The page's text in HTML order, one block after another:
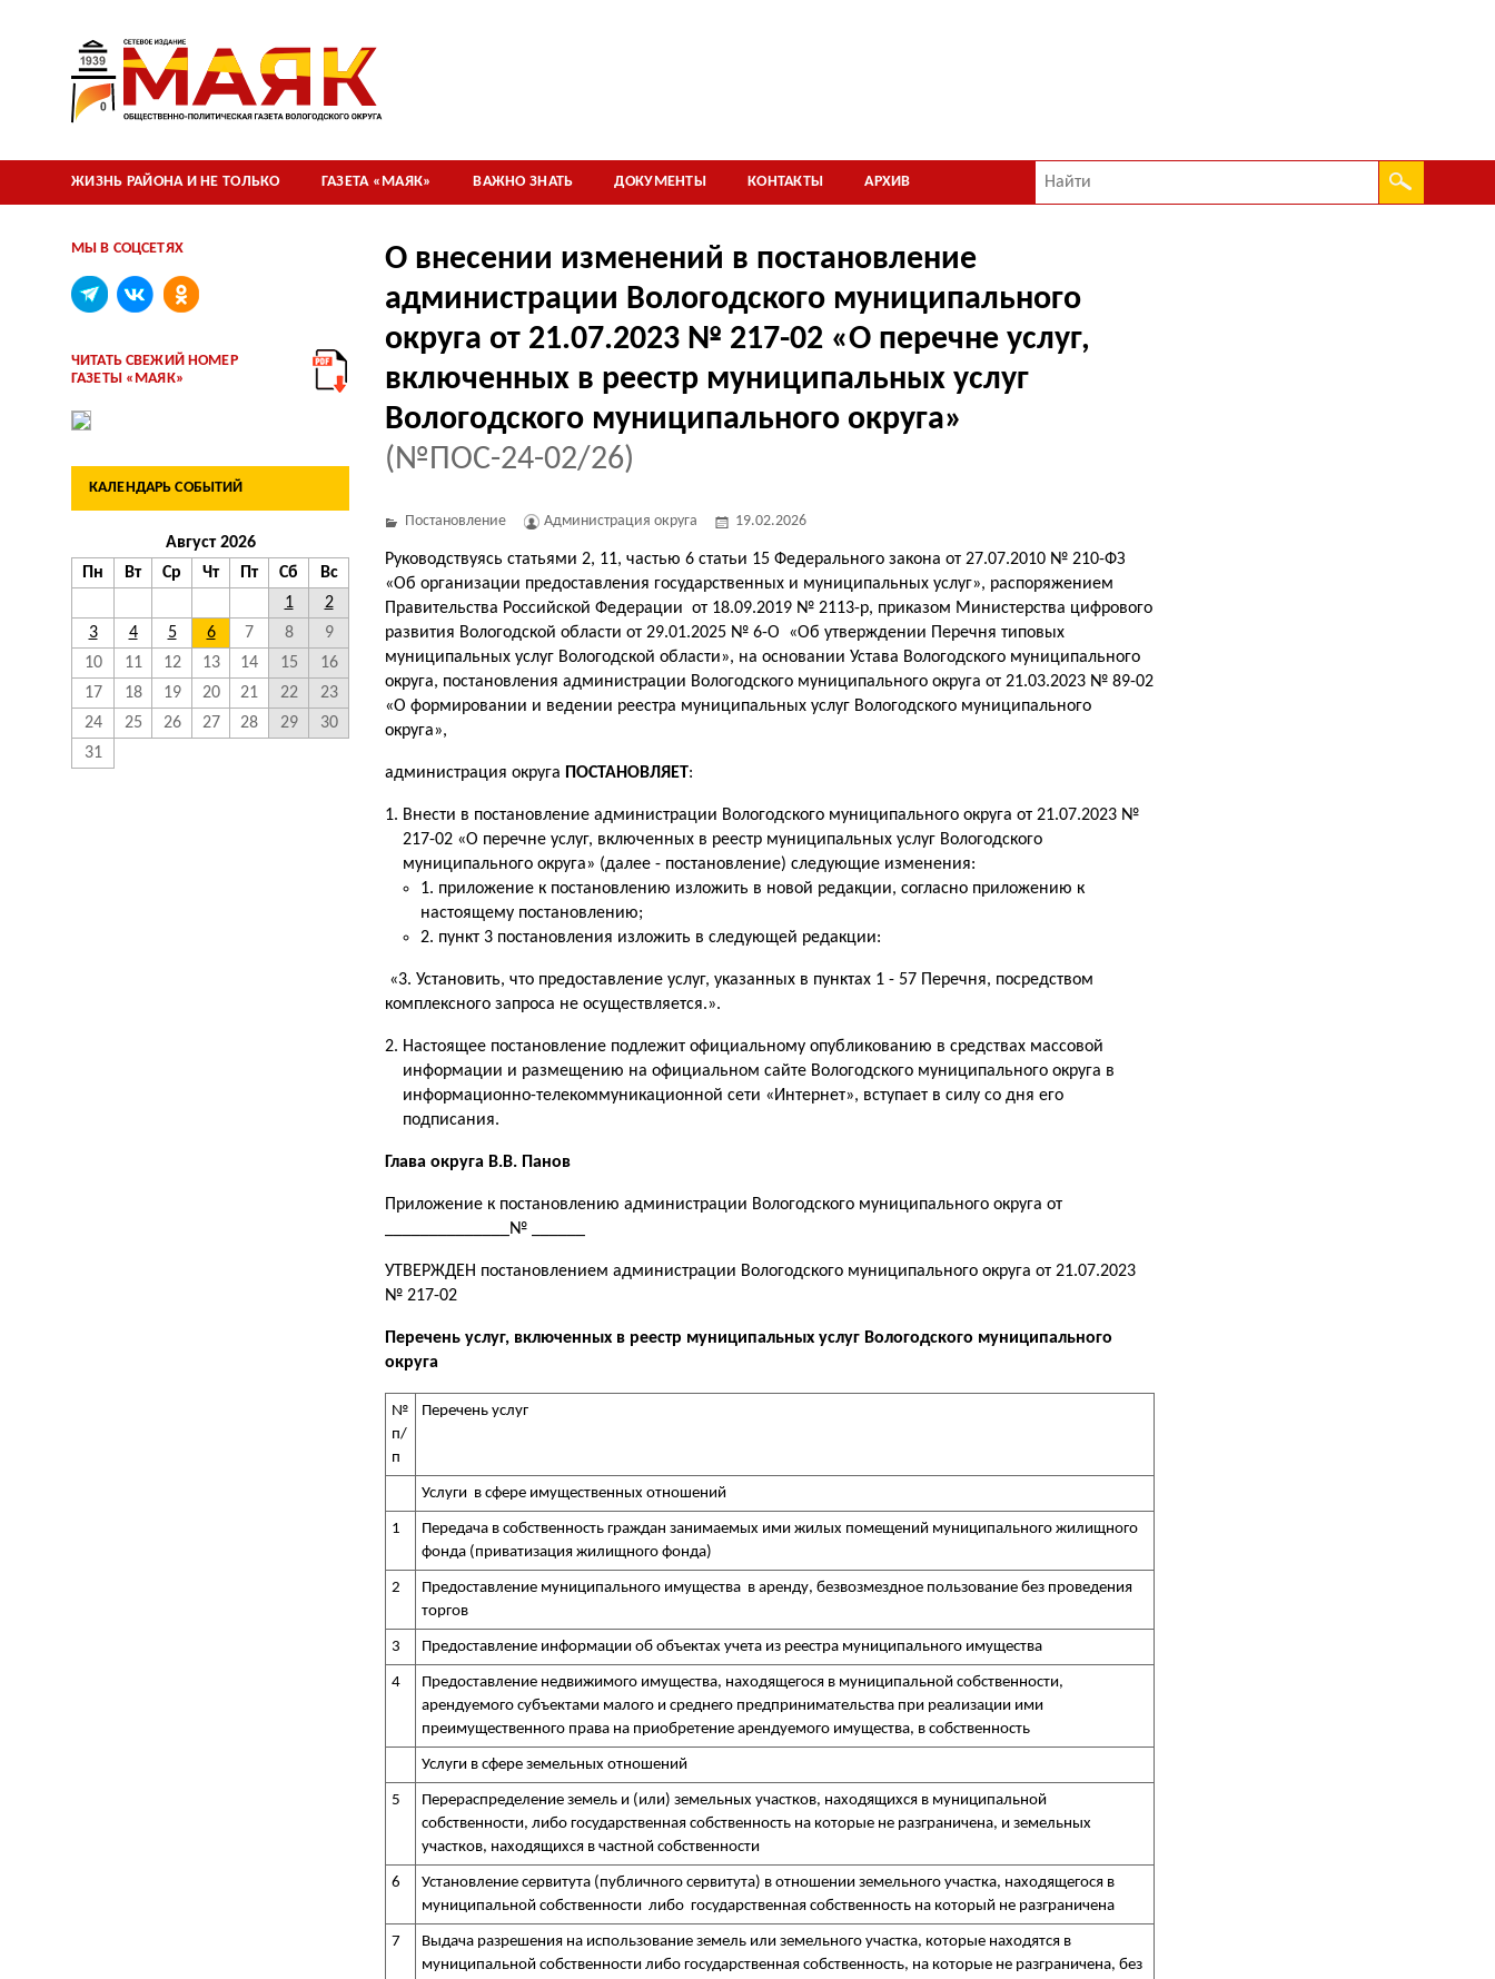
ЖИЗНЬ РАЙОНА И НЕ ТОЛЬКО ГАЗЕТА «МАЯК» ВАЖНО ЗНАТЬ ДОКУМЕНТЫ КОНТАКТЫ АРХИВ
О внесении изменений в постановление
администрации Вологодского муниципального
округа от 21.07.2023 № 217-02 «О перечне услуг,
включенных в реестр муниципальных услуг
Вологодского муниципального округа»
(№ПОС-24-02/26)
Постановление Администрация округа 19.02.2026
Руководствуясь статьями 2, 11, частью 6 статьи 15 Федерального закона от 27.07.2010 № 210-ФЗ
«Об организации предоставления государственных и муниципальных услуг», распоряжением
Правительства Российской Федерации от 18.09.2019 № 2113-р, приказом Министерства цифрового
развития Вологодской области от 29.01.2025 № 6-О «Об утверждении Перечня типовых
муниципальных услуг Вологодской области», на основании Устава Вологодского муниципального
округа, постановления администрации Вологодского муниципального округа от 21.03.2023 № 89-02
«О формировании и ведении реестра муниципальных услуг Вологодского муниципального
округа»,
администрация округа ПОСТАНОВЛЯЕТ:
Внести в постановление администрации Вологодского муниципального округа от 21.07.2023 №
217-02 «О перечне услуг, включенных в реестр муниципальных услуг Вологодского
муниципального округа» (далее - постановление) следующие изменения:
1. приложение к постановлению изложить в новой редакции, согласно приложению к
настоящему постановлению;
2. пункт 3 постановления изложить в следующей редакции:
«3. Установить, что предоставление услуг, указанных в пунктах 1 - 57 Перечня, посредством
комплексного запроса не осуществляется.».
Настоящее постановление подлежит официальному опубликованию в средствах массовой
информации и размещению на официальном сайте Вологодского муниципального округа в
информационно-телекоммуникационной сети «Интернет», вступает в силу со дня его
подписания.
Глава округа В.В. Панов
Приложение к постановлению администрации Вологодского муниципального округа от
______________№ ______
УТВЕРЖДЕН постановлением администрации Вологодского муниципального округа от 21.07.2023
№ 217-02
Перечень услуг, включенных в реестр муниципальных услуг Вологодского муниципального
округа
№
п/
п
Перечень услуг
Услуги в сфере имущественных отношений
1
Передача в собственность граждан занимаемых ими жилых помещений муниципального жилищного
фонда (приватизация жилищного фонда)
2
Предоставление муниципального имущества в аренду, безвозмездное пользование без проведения
торгов
3 Предоставление информации об объектах учета из реестра муниципального имущества
4
Предоставление недвижимого имущества, находящегося в муниципальной собственности,
арендуемого субъектами малого и среднего предпринимательства при реализации ими
преимущественного права на приобретение арендуемого имущества, в собственность
Услуги в сфере земельных отношений
5
Перераспределение земель и (или) земельных участков, находящихся в муниципальной
собственности, либо государственная собственность на которые не разграничена, и земельных
участков, находящихся в частной собственности
6
Установление сервитута (публичного сервитута) в отношении земельного участка, находящегося в
муниципальной собственности либо государственная собственность на который не разграничена
7
Выдача разрешения на использование земель или земельного участка, которые находятся в
муниципальной собственности либо государственная собственность, на которые не разграничена, без
МЫ В СОЦСЕТЯХ
ЧИТАТЬ СВЕЖИЙ НОМЕР
ГАЗЕТЫ «МАЯК»
КАЛЕНДАРЬ СОБЫТИЙ
Август 2026
Пн
Вт Ср Чт Пт Сб
Вс
1
2
3
4 5 6 7 8
9
10
11 12 13 14 15
16
17
18 19 20 21 22
23
24
25 26 27 28 29
30
31